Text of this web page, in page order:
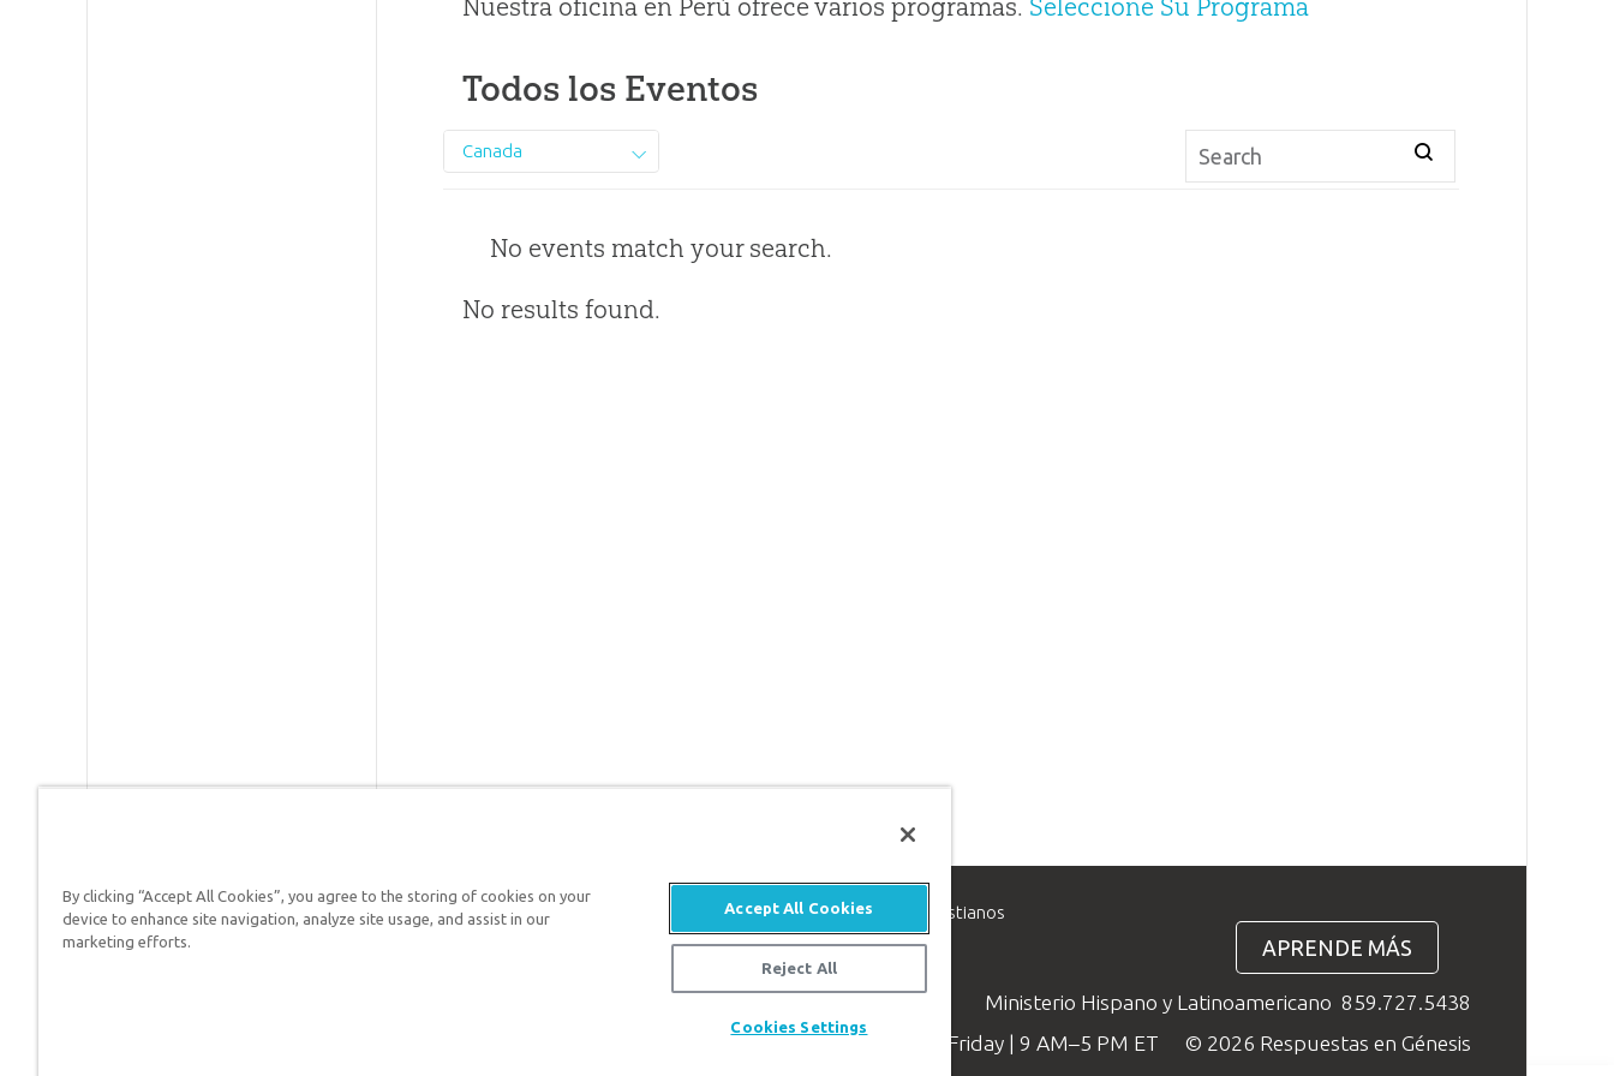
Nuestra oficina en Perú ofrece varios programas. Seleccione Su Programa
Todos los Eventos
Canada
No events match your search.
No results found.
Respuestas en Génesis es un ministerio de apologética, dedicado a ayudar a los cristianos
defender su fe y proclamar el evangelio de Jesucristo.
APRENDE MÁS
Ministerio Hispano y Latinoamericano 859.727.5438
Available Monday–Friday | 9 AM–5 PM ET
© 2026 Respuestas en Génesis
By clicking “Accept All Cookies”, you agree to the storing of cookies on your
device to enhance site navigation, analyze site usage, and assist in our
marketing efforts.
Accept All Cookies
Reject All
Cookies Settings